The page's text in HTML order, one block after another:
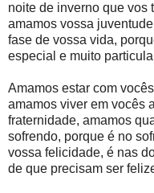
noite de inverno que vos
amamos vossa
fase de vossa vida,
especial e muito
Amamos estar com
amamos viver em vocês
fraternidade, amamos
sofrendo, porque é no
vossa felicidade, é nas
de que precisam ser